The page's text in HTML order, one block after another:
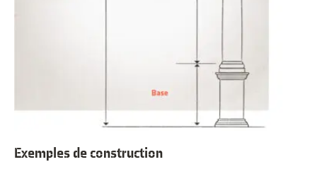
Exemples de construction